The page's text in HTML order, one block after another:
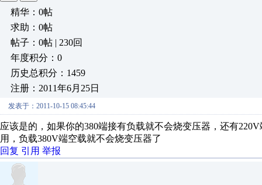
精华：0帖
求助：0帖
帖子：0帖 | 230回
年度积分：0
历史总积分：1459
注册：2011年6月25日
发表于：2011-10-15 08:45:44
应该是的，如果你的380端接有负载就不会烧变压器，还有
用，负载380V端空载就不会烧变压器了
回复 引用 举报